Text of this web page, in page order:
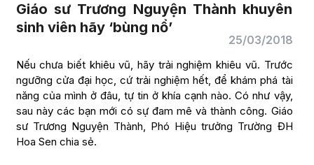
Giáo sư Trương Nguyện Thành khuyên
sinh viên hãy ‘bùng nổ’
25/03/2018
Nếu chưa biết khiêu vũ, hãy trải nghiệm khiêu vũ. Trước
ngưỡng cửa đại học, cứ trải nghiệm hết, để khám phá tài
năng của mình ở đâu, tự tin ở khía cạnh nào. Có như vậy,
sau này các bạn mới có sự đam mê và thành công. Giáo
sư Trương Nguyện Thành, Phó Hiệu trưởng Trường ĐH
Hoa Sen chia sẻ.